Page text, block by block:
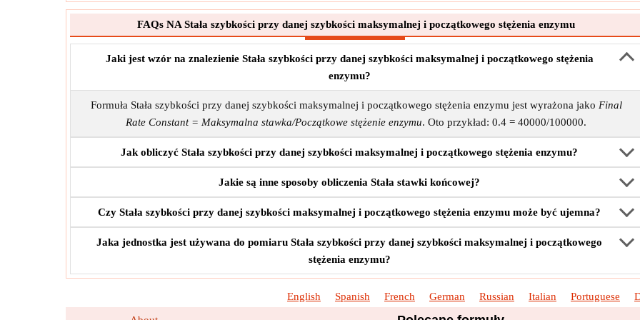
FAQs NA Stała szybkości przy danej szybkości maksymalnej i początkowego stężenia enzymu
Jaki jest wzór na znalezienie Stała szybkości przy danej szybkości maksymalnej i początkowego stężenia
enzymu?
Formuła Stała szybkości przy danej szybkości maksymalnej i początkowego stężenia enzymu jest wyrażona jako Final
Rate Constant = Maksymalna stawka/Początkowe stężenie enzymu. Oto przykład: 0.4 = 40000/100000.
Jak obliczyć Stała szybkości przy danej szybkości maksymalnej i początkowego stężenia enzymu?
Jakie są inne sposoby obliczenia Stała stawki końcowej?
Czy Stała szybkości przy danej szybkości maksymalnej i początkowego stężenia enzymu może być ujemna?
Jaka jednostka jest używana do pomiaru Stała szybkości przy danej szybkości maksymalnej i początkowego
stężenia enzymu?
English Spanish French German Russian Italian Portuguese